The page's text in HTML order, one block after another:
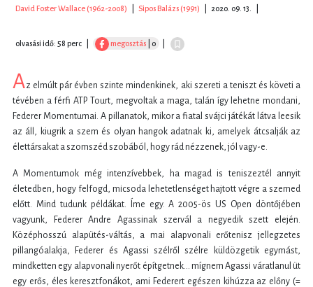
David Foster Wallace (1962-2008) Sipos Balázs (1991) 2020. 09. 13.
olvasási idő: 58 perc megosztás | 0
Az elmúlt pár évben szinte mindenkinek, aki szereti a teniszt és követi a
tévében a férfi ATP Tourt, megvoltak a maga, talán így lehetne mondani,
Federer Momentumai. A pillanatok, mikor a fiatal svájci játékát látva leesik
az áll, kiugrik a szem és olyan hangok adatnak ki, amelyek átcsalják az
élettársakat a szomszéd szobából, hogy rád nézzenek, jól vagy-e.
A Momentumok még intenzívebbek, ha magad is teniszeztél annyit
életedben, hogy felfogd, micsoda lehetetlenséget hajtott végre a szemed
előtt. Mind tudunk példákat. Íme egy. A 2005-ös US Open döntőjében
vagyunk, Federer Andre Agassinak szervál a negyedik szett elején.
Középhosszú alapütés-váltás, a mai alapvonali erőtenisz jellegzetes
pillangóalakja, Federer és Agassi szélről szélre küldözgetik egymást,
mindketten egy alapvonali nyerőt építgetnek… mígnem Agassi váratlanul üt
egy erős, éles keresztfonákot, ami Federert egészen kihúzza az előny (=